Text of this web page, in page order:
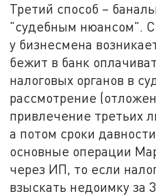
Третий способ –
"судебным нюансом".
у бизнесмена
бежит в банк
налоговых органов в
рассмотрение
привлечение третьих
а потом сроки
основные операции
через ИП, то если
взыскать недоимку за